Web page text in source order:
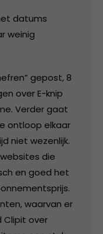
datums
weinig
gepost, 8
over E-knip
Verder gaat
ontloop elkaar
niet wezenlijk.
die
en goed het
waarvan er
Clipit over